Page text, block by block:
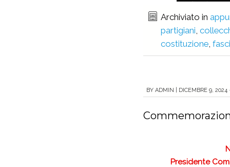
Archiviato in
partigiani,
costituzione,
BY ADMIN DICEMBRE 9, 2024
Presidente